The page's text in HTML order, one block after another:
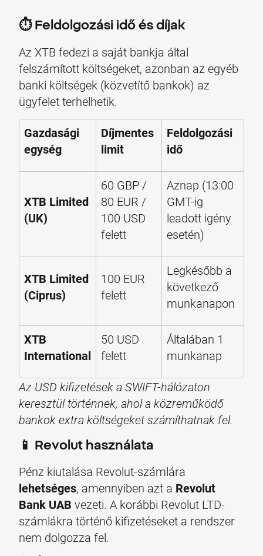
⏱️ Feldolgozási idő és díjak
Az XTB fedezi a saját bankja által
felszámított költségeket, azonban az egyéb
banki költségek (közvetítő bankok) az
ügyfelet terhelhetik.
Gazdasági
egység
Díjmentes
limit
Feldolgozási
idő
XTB Limited
(UK)
60 GBP /
80 EUR /
100 USD
felett
Aznap (13:00
GMT-ig
leadott igény
esetén)
XTB Limited
(Ciprus)
100 EUR
felett
Legkésőbb a
következő
munkanapon
XTB
International
50 USD
felett
Általában 1
munkanap
Az USD kifizetések a SWIFT-hálózaton
keresztül történnek, ahol a közreműködő
bankok extra költségeket számíthatnak fel.
📱 Revolut használata
Pénz kiutalása Revolut-számlára
lehetséges, amennyiben azt a Revolut
Bank UAB vezeti. A korábbi Revolut LTD-
számlákra történő kifizetéseket a rendszer
nem dolgozza fel.